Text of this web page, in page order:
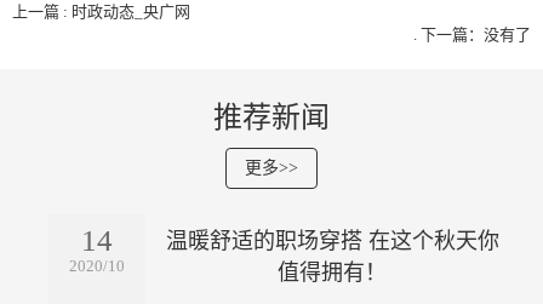
上一篇 : 时政动态_央广网
下一篇：没有了
推荐新闻
更多>>
14
2020/10
温暖舒适的职场穿搭 在这个秋天你
值得拥有！